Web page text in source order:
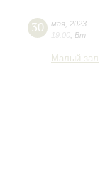
30 мая 2023
19:00 Вт
Малый зал